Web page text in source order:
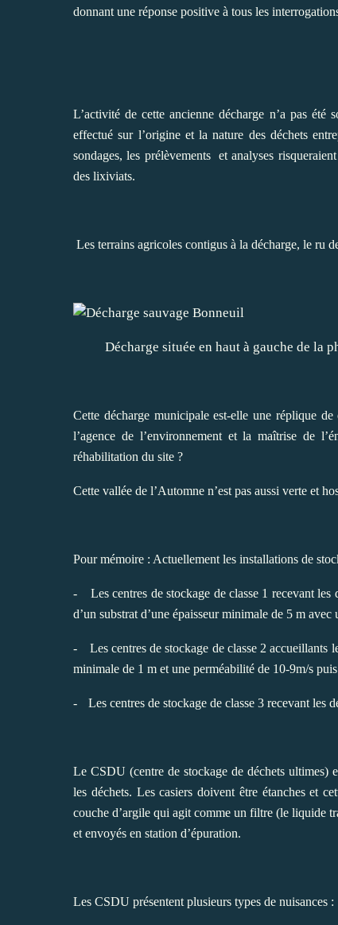
donnant une réponse positive à tous les
L’activité de cette ancienne décharge n’a pas été
effectué sur l’origine et la nature des déchets
sondages, les prélèvements
et analyses
des lixiviats.
Les terrains agricoles contigus à la décharge, le ru
Décharge située en haut à gauche de la
Cette décharge municipale est-elle une réplique
l’agence de l’environnement et la maîtrise de
réhabilitation du site ?
Cette vallée de l’Automne n’est pas aussi verte et
Pour mémoire : Actuellement les installations de
-
Les centres de stockage de classe 1 recevant
d’un substrat d’une épaisseur minimale de 5 m
-
Les centres de stockage de classe 2 accueillants
minimale de 1 m et une perméabilité de 10-9m/s
- Les centres de stockage de classe 3 recevant les
Le CSDU (centre de stockage de déchets ultimes)
les déchets. Les casiers doivent être étanches et
couche d’argile qui agit comme un filtre (le liquide
et envoyés en station d’épuration.
Les CSDU présentent plusieurs types de nuisances :